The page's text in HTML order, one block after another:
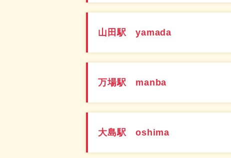
山田駅 yamada
万場駅 manba
大島駅 oshima